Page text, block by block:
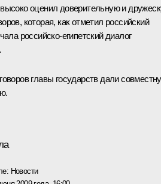
оценил доверительную и
которая, как отметил российский
российско-египетский диалог
главы государств дали
Новости